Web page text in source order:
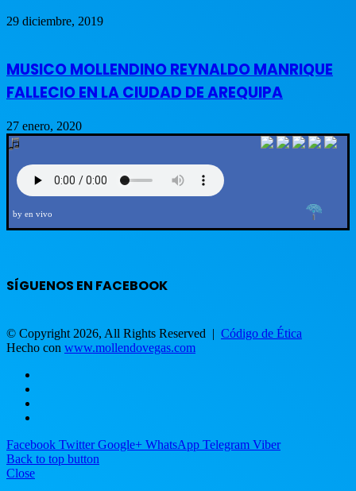
29 diciembre, 2019
MUSICO MOLLENDINO REYNALDO MANRIQUE
FALLECIO EN LA CIUDAD DE AREQUIPA
27 enero, 2020
by en vivo
SÍGUENOS EN FACEBOOK
© Copyright 2026, All Rights Reserved | Código de Ética
Hecho con www.mollendovegas.com
Facebook Twitter Google+ WhatsApp Telegram Viber
Back to top button
Close